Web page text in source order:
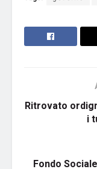
Ritrovato
i
Fondo